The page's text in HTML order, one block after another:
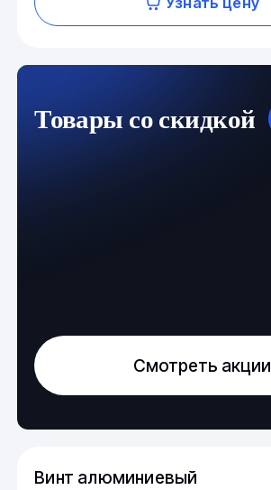
Товары со скидкой
Смотреть акции
Винт алюминиевый